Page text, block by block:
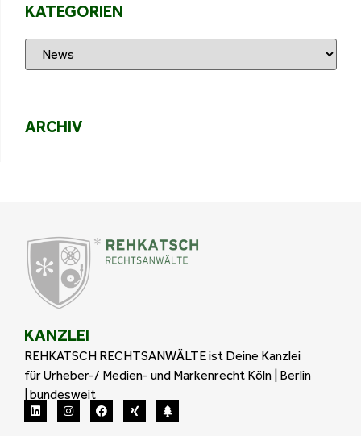
KATEGORIEN
ARCHIV
KANZLEI
REHKATSCH RECHTSANWÄLTE ist Deine Kanzlei
für Urheber-/ Medien- und Markenrecht Köln | Berlin
| bundesweit